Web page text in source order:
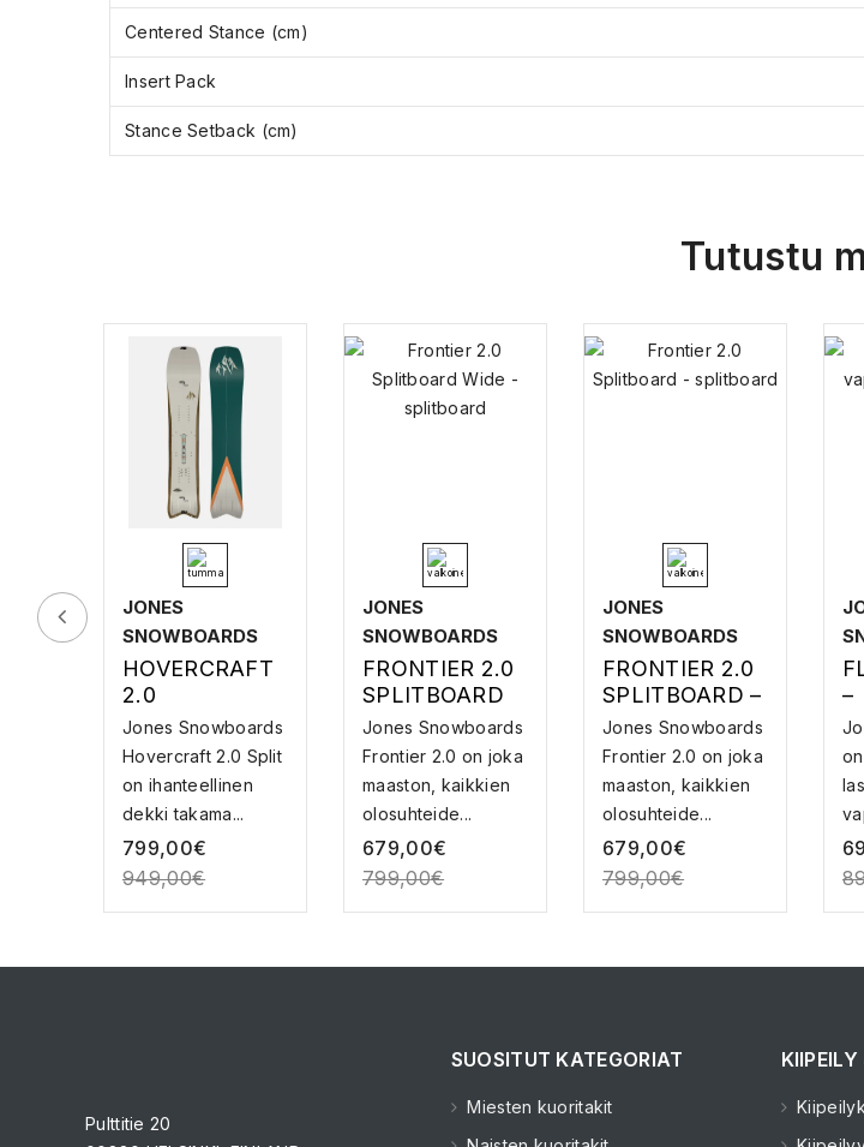
Centered Stance (cm)
Insert Pack
Stance Setback (cm)
Tutustu
JONES
SNOWBOARDS
HOVERCRAFT
2.0
SPLITBOARD –
SPLITBOARD
Jones Snowboards
Hovercraft 2.0 Split
on ihanteellinen
dekki takama...
799,00€
949,00€
JONES
SNOWBOARDS
FRONTIER 2.0
SPLITBOARD
WIDE –
SPLITBOARD
Jones Snowboards
Frontier 2.0 on joka
maaston, kaikkien
olosuhteide...
679,00€
799,00€
JONES
SNOWBOARDS
FRONTIER 2.0
SPLITBOARD –
SPLITBOARD
Jones Snowboards
Frontier 2.0 on joka
maaston, kaikkien
olosuhteide...
679,00€
799,00€
–
Pulttitie 20
SUOSITUT KATEGORIAT
Miesten kuoritakit